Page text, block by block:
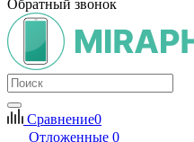
Обратный звонок
Сравнение0
Отложенные 0